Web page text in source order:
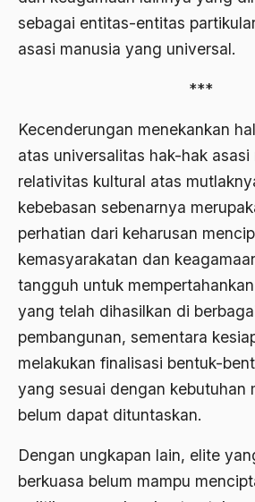
sebagai entitas-entitas
asasi manusia yang universal.
***
Kecenderungan menekankan
atas universalitas hak-hak asasi
relativitas kultural atas
kebebasan sebenarnya
perhatian dari keharusan
kemasyarakatan dan
tangguh untuk
yang telah dihasilkan di
pembangunan, sementara
melakukan finalisasi bentuk-
yang sesuai dengan kebutuhan
belum dapat dituntaskan.
Dengan ungkapan lain, elite
berkuasa belum mampu
Arti Kepemimpinan
Asas Islam
Asas Keagamaan
asas kebangsaan
Asas Organisasi Islam
Asas Pancasila
Asas Permusyawaratan
Asas Pluralisme
Asas Tunggal
Ashram Ghandi